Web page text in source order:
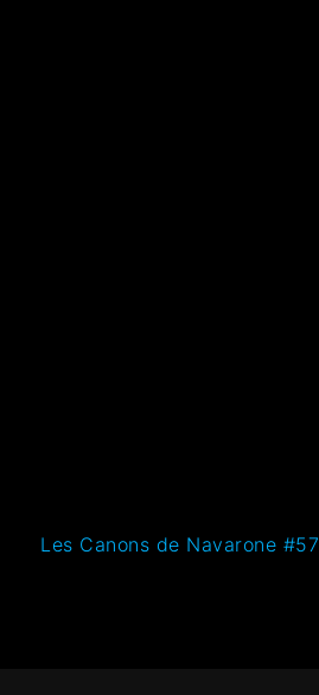
Les Canons de Navarone #57